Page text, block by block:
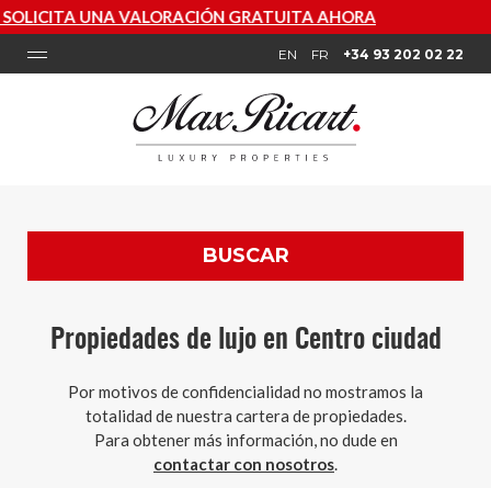
AHORA
EN FR +34 93 202 02 22
BUSCAR
Propiedades de lujo en Centro ciudad
Por motivos de confidencialidad no mostramos la
totalidad de nuestra cartera de propiedades.
Para obtener más información, no dude en
contactar con nosotros.